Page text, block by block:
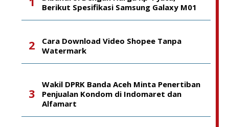
Berikut Spesifikasi Samsung Galaxy M01
Cara Download Video Shopee Tanpa
Watermark
Wakil DPRK Banda Aceh Minta Penertiban
Penjualan Kondom di Indomaret dan
Alfamart